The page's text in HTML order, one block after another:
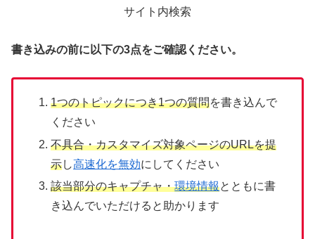
サイト内検索
書き込みの前に以下の3点をご確認ください。
1つのトピックにつき1つの質問を書き込んで
ください
不具合・カスタマイズ対象ページのURLを提
示し高速化を無効にしてください
該当部分のキャプチャ・環境情報とともに書
き込んでいただけると助かります